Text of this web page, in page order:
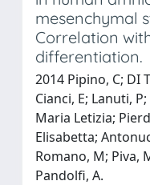
mesenchymal
Correlation
differentiation.
2014 Pipino, C; DI
Cianci, E; Lanuti,
Maria Letizia;
Elisabetta;
Romano, M; Piva,
Pandolfi, A.